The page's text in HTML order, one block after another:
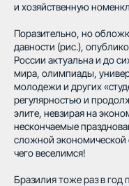
и хозяйственную
Поразительно, но
давности (рис.),
России актуальна и до
мира, олимпиады,
молодежи и других
регулярностью и
элите, невзирая на
нескончаемые
сложной экономической
чего веселимся!
Бразилия тоже раз в год